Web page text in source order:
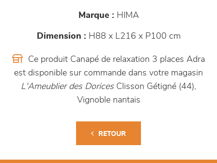
Marque : HIMA
Dimension : H88 x L216 x P100 cm
Ce produit Canapé de relaxation 3 places Adra
est disponible sur commande dans votre magasin
L'Ameublier des DoricesClisson Gétigné (44),
Vignoble nantais
RETOUR